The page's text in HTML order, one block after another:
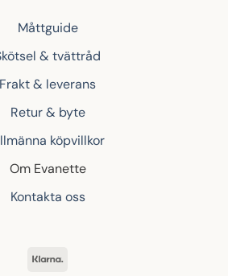
Måttguide
& tvättråd
Frakt & leverans
Retur & byte
köpvillkor
Om Evanette
Kontakta oss
Klarna